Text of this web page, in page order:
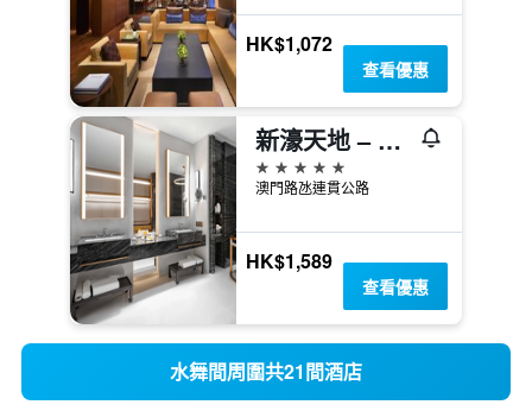
HK$1,072
查看優惠
新濠天地 – 澳門頤居
5星級
澳門路氹連貫公路
HK$1,589
查看優惠
水舞間周圍共21間酒店